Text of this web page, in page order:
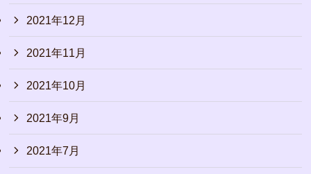
2021年12月
2021年11月
2021年10月
2021年9月
2021年7月